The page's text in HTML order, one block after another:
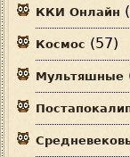
ККИ Онлайн
Космос (57)
Мультяшные